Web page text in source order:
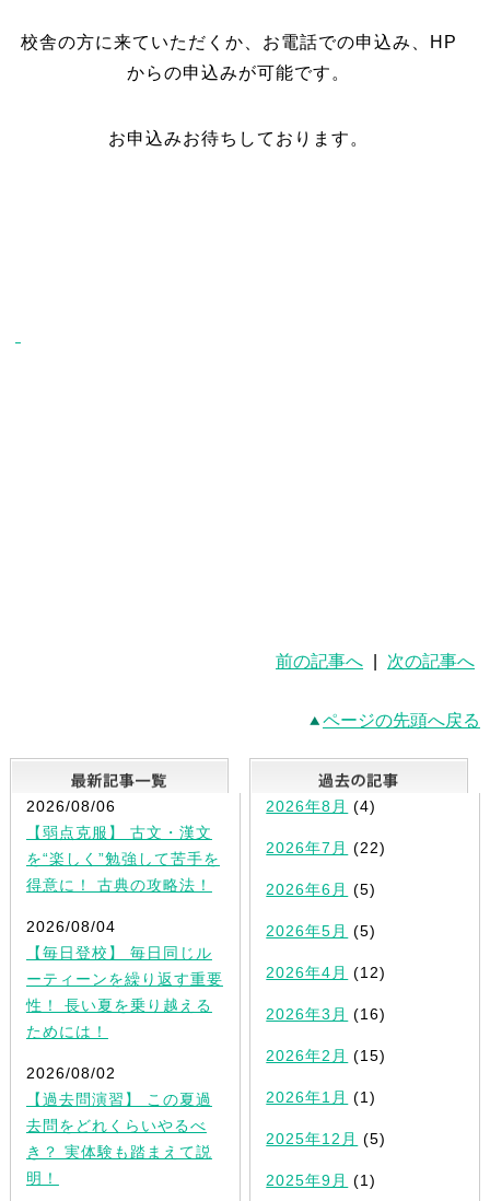
校舎の方に来ていただくか、お電話での申込み、HP
からの申込みが可能です。
お申込みお待ちしております。
前の記事へ 次の記事へ
ページの先頭へ戻る
最新記事一覧
2026/08/06
【弱点克服】 古文・漢文
を“楽しく”勉強して苦手を
得意に！ 古典の攻略法！
2026/08/04
【毎日登校】 毎日同じル
ーティーンを繰り返す重要
性！ 長い夏を乗り越える
ためには！
2026/08/02
【過去問演習】 この夏過
去問をどれくらいやるべ
き？ 実体験も踏まえて説
明！
2026年8月 (4)
2026年7月 (22)
2026年6月 (5)
2026年5月 (5)
2026年4月 (12)
2026年3月 (16)
2026年2月 (15)
2026年1月 (1)
2025年12月 (5)
2025年9月 (1)